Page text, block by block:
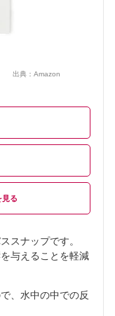
出典： Amazon
スナップです。
与えることを軽減
、水中の中での反